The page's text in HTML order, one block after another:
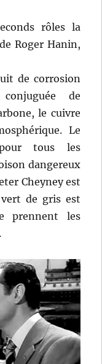
rôles la
Roger Hanin,
de corrosion
de
le cuivre
Le
tous les
dangereux
Cheyney est
de gris est
prennent les